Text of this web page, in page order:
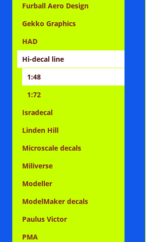
Furball Aero Design
Gekko Graphics
HAD
Hi-decal line
1:48
1:72
Isradecal
Linden Hill
Microscale decals
Miliverse
Modeller
ModelMaker decals
Paulus Victor
PMA